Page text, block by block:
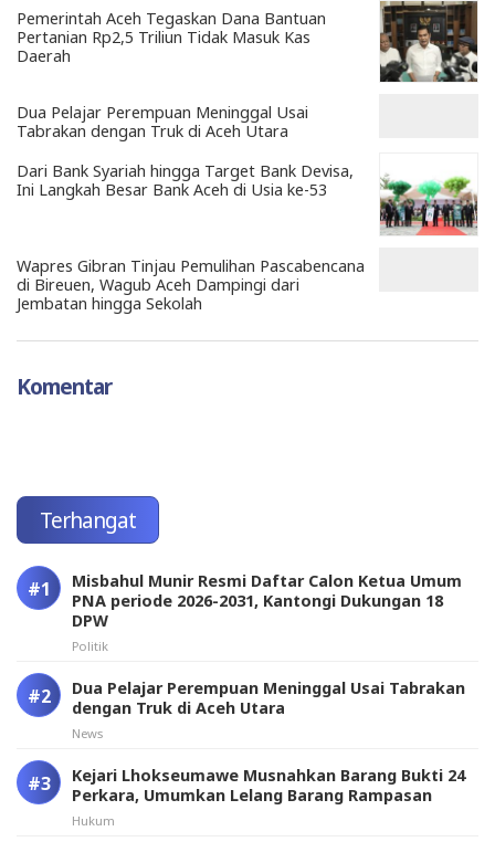
Pemerintah Aceh Tegaskan Dana Bantuan
Pertanian Rp2,5 Triliun Tidak Masuk Kas
Daerah
Dua Pelajar Perempuan Meninggal Usai
Tabrakan dengan Truk di Aceh Utara
Dari Bank Syariah hingga Target Bank Devisa,
Ini Langkah Besar Bank Aceh di Usia ke-53
Wapres Gibran Tinjau Pemulihan Pascabencana
di Bireuen, Wagub Aceh Dampingi dari
Jembatan hingga Sekolah
Komentar
Terhangat
Misbahul Munir Resmi Daftar Calon Ketua Umum
PNA periode 2026-2031, Kantongi Dukungan 18
DPW
Politik
Dua Pelajar Perempuan Meninggal Usai Tabrakan
dengan Truk di Aceh Utara
News
Kejari Lhokseumawe Musnahkan Barang Bukti 24
Perkara, Umumkan Lelang Barang Rampasan
Hukum